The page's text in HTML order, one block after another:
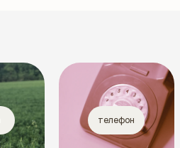
телефон